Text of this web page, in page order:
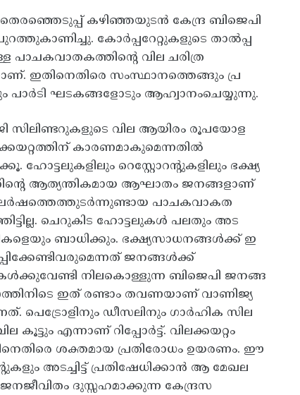
കഴിഞ്ഞയുടന്‍ കേന്ദ്ര ബിജെപി
കോര്‍പ്പറേറ്റുകളുടെ താല്‍പ്പ
പാചകവാതകത്തിന്റെ വില ചരിത്ര
ഇതിനെതിരെ സംസ്ഥാനത്തെങ്ങും പ്ര
ഘടകങ്ങളോടും ആഹ്വാനംചെയ്യുന്നു.
സിലിണ്ടറുകളുടെ വില ആയിരം രൂപയോള
കാരണമാകുമെന്നതില്‍
ഹോട്ടലുകളിലും റെസ്റ്റോറന്റുകളിലും ഭക്ഷ്യ
ആത്യന്തികമായ ആഘാതം ജനങ്ങളാണ്‌
പാചകവാകത
ചെറുകിട ഹോട്ടലുകള്‍ പലതും അട
ബാധിക്കും. ഭക്ഷ്യസാധനങ്ങള്‍ക്ക്‌ ഇ
ജനങ്ങള്‍ക്ക്‌
നിലകൊള്ളുന്ന ബിജെപി ജനങ്ങ
ഇത്‌ രണ്ടാം തവണയാണ്‌ വാണിജ്യ
പെട്രോളിനും ഡീസലിനും ഗാര്‍ഹിക സില
എന്നാണ്‌ റിപ്പോര്‍ട്ട്‌. വിലക്കയറ്റം
ശക്തമായ പ്രതിരോധം ഉയരണം. ഈ
അടച്ചിട്ട്‌ പ്രതിഷേധിക്കാന്‍ ആ മേഖല
ദുസ്സഹമാക്കുന്ന കേന്ദ്രസ